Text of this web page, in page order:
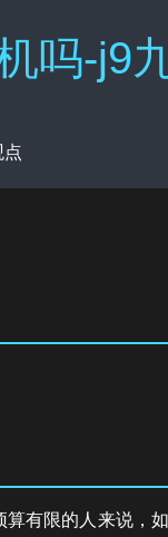
吗-j9
点
有限的人来说，